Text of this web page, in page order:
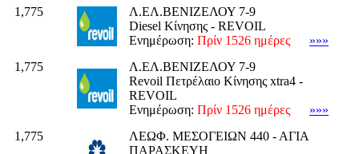
1,775
Λ.ΕΛ.ΒΕΝΙΖΕΛΟΥ 7-9
Diesel Κίνησης - REVOIL
Ενημέρωση: Πρίν 1526 ημέρες
»»»
1,775
Λ.ΕΛ.ΒΕΝΙΖΕΛΟΥ 7-9
Revoil Πετρέλαιο Κίνησης xtra4 -
REVOIL
Ενημέρωση: Πρίν 1526 ημέρες
»»»
1,775
ΛΕΩΦ. ΜΕΣΟΓΕΙΩΝ 440 - ΑΓΙΑ
ΠΑΡΑΣΚΕΥΗ